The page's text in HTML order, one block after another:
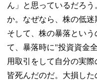
ん」と思っているだろ
か。なぜなら、株の低迷
そして、株の暴落とい
て、暴落時に"投資資金
用取引をして自分の実際
皆死んだのだ。大損した